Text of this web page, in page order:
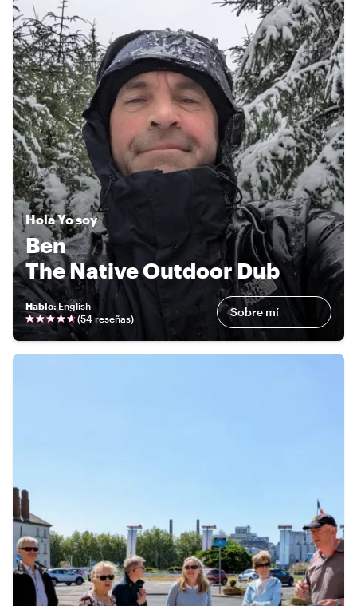
HolaYo soy
Ben
The Native Outdoor Dub
Hablo:English
(54 reseñas) Sobre mí